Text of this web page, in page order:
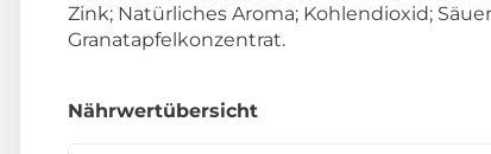
Zink; Natürliches Aroma; Kohlendioxid;
Granatapfelkonzentrat.
Nährwertübersicht